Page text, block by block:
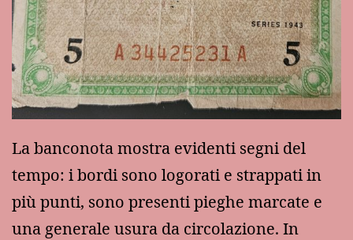
La banconota mostra evidenti segni del
tempo: i bordi sono logorati e strappati in
più punti, sono presenti pieghe marcate e
una generale usura da circolazione. In